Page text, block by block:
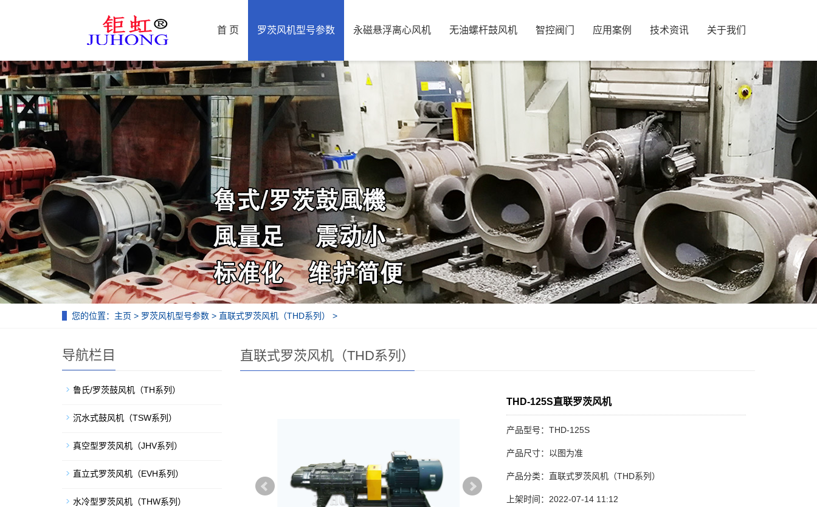
首 页 罗茨风机型号参数 永磁悬浮离心风机 无油螺杆鼓风机 智控阀门 应用案例 技术资讯 关于我们
您的位置： 主页 > 罗茨风机型号参数 > 直联式罗茨风机（THD系列） >
直联式罗茨风机（THD系列）
THD-125S直联罗茨风机
产品型号：THD-125S
产品尺寸：以图为准
产品分类：直联式罗茨风机（THD系列）
上架时间：2022-07-14 11:12
导航栏目
鲁氏/罗茨鼓风机（TH系列）
沉水式鼓风机（TSW系列）
真空型罗茨风机（JHV系列）
直立式罗茨风机（EVH系列）
水冷型罗茨风机（THW系列）